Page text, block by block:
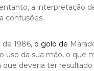
a interpretação
confusões.
1986, o golo de
uso da sua mão, o que
deveria ter resultado